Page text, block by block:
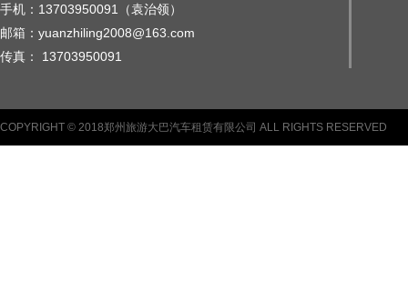
手机：13703950091（袁治领）
邮箱：yuanzhiling2008@163.com
传真： 13703950091
COPYRIGHT © 2018郑州旅游大巴汽车租赁有限公司 ALL RIGHTS RESERVED